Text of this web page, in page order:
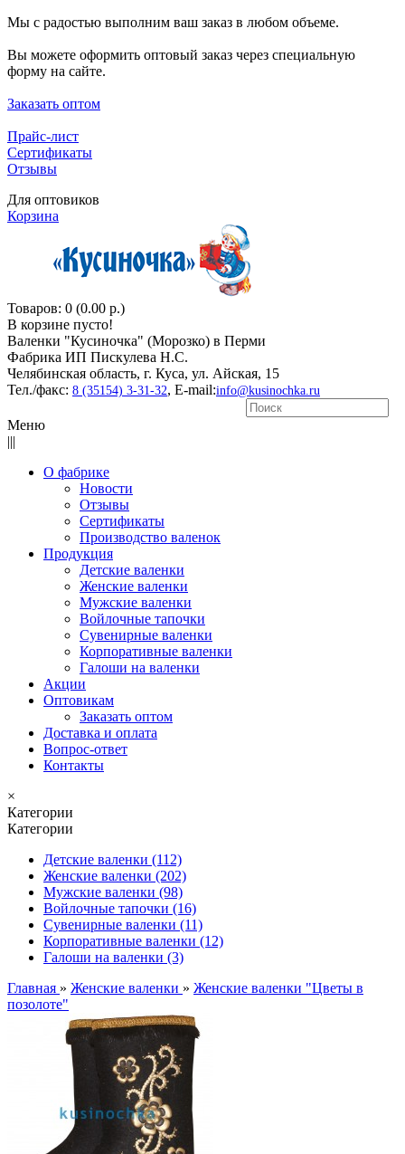
Мы с радостью выполним ваш заказ в любом объеме.
Вы можете оформить оптовый заказ через специальную
форму на сайте.
Заказать оптом
Прайс-лист
Сертификаты
Отзывы
Для оптовиков
Корзина
Товаров: 0 (0.00 р.)
В корзине пусто!
Валенки "Кусиночкa" (Морозко) в Перми
Фабрика ИП Пискулева Н.С.
Челябинская область, г. Куса, ул. Айская, 15
Тел./факс: 8 (35154) 3-31-32, E-mail:info@kusinochka.ru
Меню
|||
О фабрике
Новости
Отзывы
Сертификаты
Производство валенок
Продукция
Детские валенки
Женские валенки
Мужские валенки
Войлочные тапочки
Сувенирные валенки
Корпоративные валенки
Галоши на валенки
Акции
Оптовикам
Заказать оптом
Доставка и оплата
Вопрос-ответ
Контакты
×
Категории
Категории
Детские валенки (112)
Женские валенки (202)
Мужские валенки (98)
Войлочные тапочки (16)
Сувенирные валенки (11)
Корпоративные валенки (12)
Галоши на валенки (3)
Главная » Женские валенки » Женские валенки "Цветы в
позолоте"